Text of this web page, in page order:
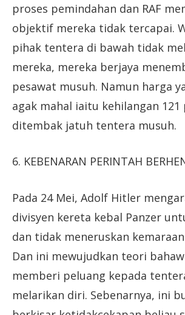
proses pemindahan dan RAF
objektif mereka tidak tercapai.
pihak tentera di bawah tidak
mereka, mereka berjaya
pesawat musuh. Namun harga
agak mahal iaitu kehilangan 121
ditembak jatuh tentera musuh.
6. KEBENARAN PERINTAH
Pada 24 Mei, Adolf Hitler
divisyen kereta kebal Panzer
dan tidak meneruskan
Dan ini mewujudkan teori
memberi peluang kepada
melarikan diri. Sebenarnya, ini